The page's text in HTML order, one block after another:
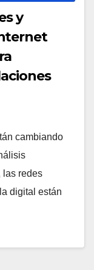
y
cambiando
las redes
digital están